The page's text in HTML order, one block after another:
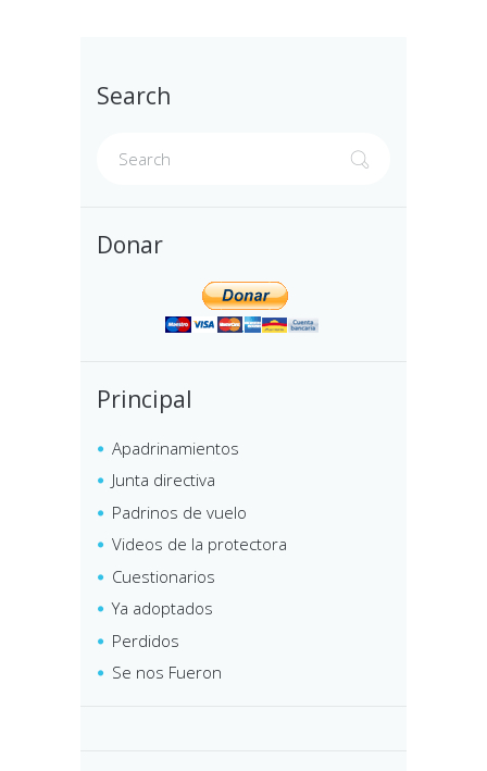
Search
Donar
Principal
Apadrinamientos
Junta directiva
Padrinos de vuelo
Videos de la protectora
Cuestionarios
Ya adoptados
Perdidos
Se nos Fueron